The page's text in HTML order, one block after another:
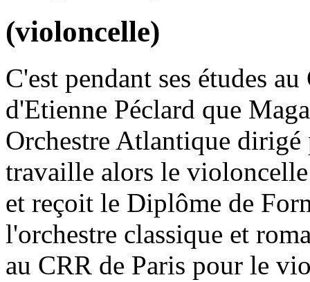
(violoncelle)
C'est pendant ses études
d'Etienne Péclard que
Orchestre Atlantique
travaille alors le
et reçoit le Diplôme de
l'orchestre classique et
au CRR de Paris pour le